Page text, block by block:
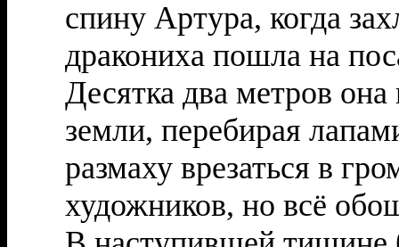
спину Артура, когда
дракониха пошла на
Десятка два метров
земли, перебирая
размаху врезаться в
художников, но всё